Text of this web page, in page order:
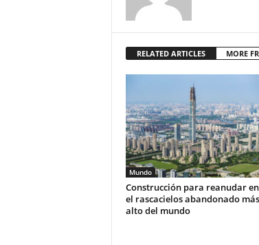
RELATED ARTICLES MORE
Mundo
Construcción para reanudar en
el rascacielos abandonado más
alto del mundo